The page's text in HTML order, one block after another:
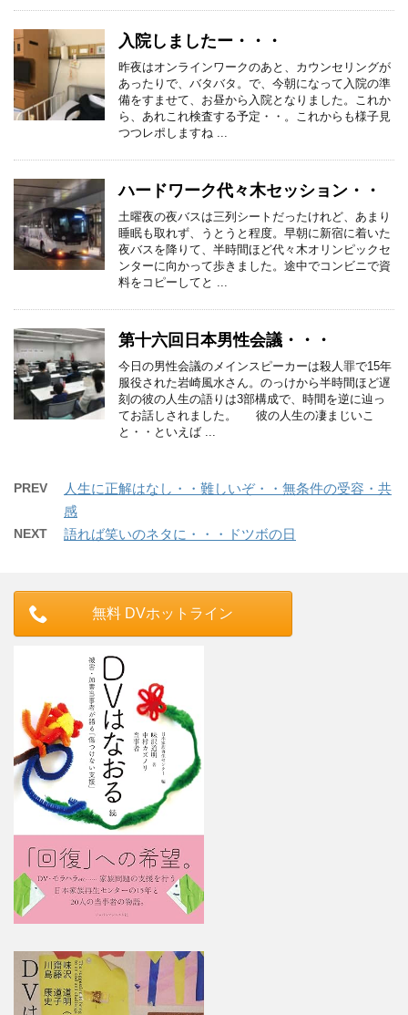
入院しましたー・・・
昨夜はオンラインワークのあと、カウンセリングが
あったりで、バタバタ。で、今朝になって入院の準
備をすませて、お昼から入院となりました。これか
ら、あれこれ検査する予定・・。これからも様子見
つつレポしますね ...
ハードワーク代々木セッション・・
土曜夜の夜バスは三列シートだったけれど、あまり
睡眠も取れず、うとうと程度。早朝に新宿に着いた
夜バスを降りて、半時間ほど代々木オリンピックセ
ンターに向かって歩きました。途中でコンビニで資
料をコピーしてと ...
第十六回日本男性会議・・・
今日の男性会議のメインスピーカーは殺人罪で15年
服役された岩崎風水さん。のっけから半時間ほど遅
刻の彼の人生の語りは3部構成で、時間を逆に辿っ
てお話しされました。 彼の人生の凄まじいこ
と・・といえば ...
PREV
人生に正解はなし・・難しいぞ・・無条件の受容・共
感
NEXT 語れば笑いのネタに・・・ドツボの日
無料 DVホットライン